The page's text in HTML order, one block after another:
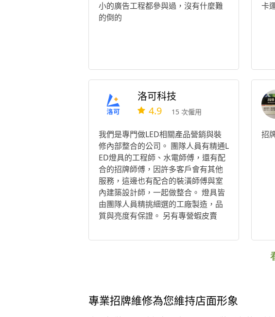
小的廣告工程都參與過，沒有什麼難
的倒的
卡
洛可科技
4.9 15 次僱用
我們是專門做LED相關產品營銷與裝
修內部整合的公司。 團隊人員有精通L
ED燈具的工程師、水電師傅，還有配
合的招牌師傅，因許多客戶會有其他
服務，這邊也有配合的裝潢師傅與室
內建築設計師，一起做整合。 燈具皆
由團隊人員精挑細選的工廠製造，品
質與亮度有保證。 另有專營蝦皮賣
開發票，合法營業絕對放心。 統一編
招
專業招牌維修為您維持店面形象